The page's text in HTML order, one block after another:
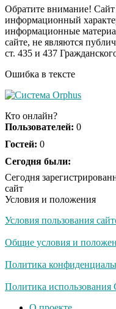
долго
Королева
отожгла!
оставит
Обратите внимание!
информационный
информационные
сайте, не являются
ст. 435 и 437
Ошибка в тексте
Кто онлайн?
Пользователей: 0
Гостей: 0
Сегодня были:
Сегодня
сайт
Условия и положения
Условия пользования
Общие условия и
Политика
Политика использования